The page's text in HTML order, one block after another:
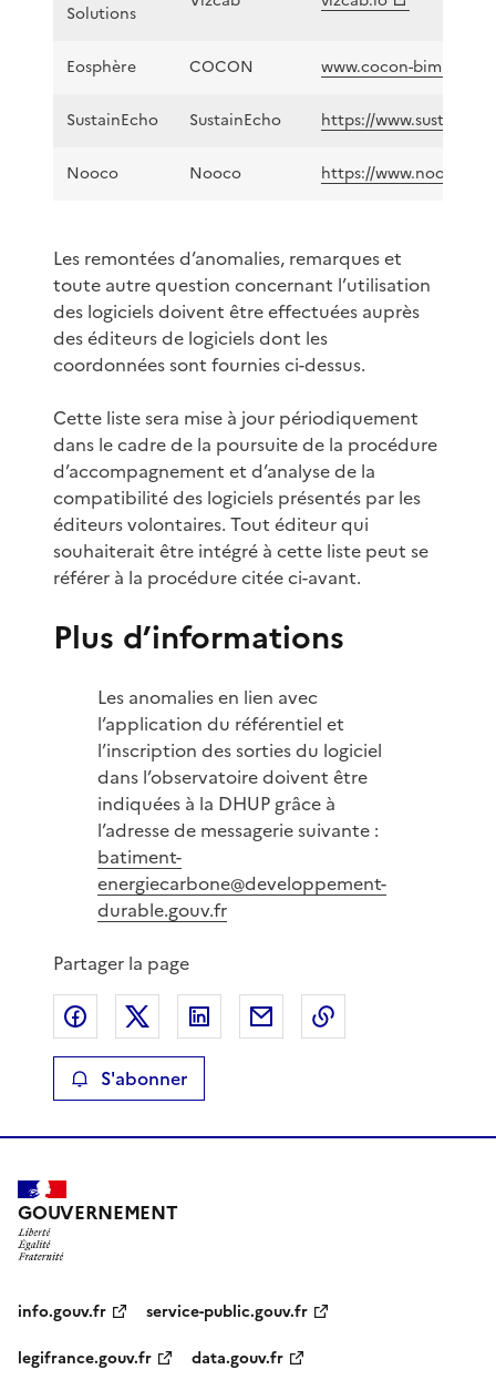
Solutions
Eosphère COCON www.cocon-bim.com
SustainEcho SustainEcho https://
Nooco Nooco https://
Les remontées d’anomalies, remarques et
toute autre question concernant l’utilisation
des logiciels doivent être effectuées auprès
des éditeurs de logiciels dont les
coordonnées sont fournies ci-dessus.
Cette liste sera mise à jour périodiquement
dans le cadre de la poursuite de la procédure
d’accompagnement et d’analyse de la
compatibilité des logiciels présentés par les
éditeurs volontaires. Tout éditeur qui
souhaiterait être intégré à cette liste peut se
référer à la procédure citée ci-avant.
Plus d’informations
Les anomalies en lien avec
l’application du référentiel et
l’inscription des sorties du logiciel
dans l’observatoire doivent être
indiquées à la DHUP grâce à
l’adresse de messagerie suivante :
batiment-
energiecarbone@developpement-
durable.gouv.fr
Partager la page
Partager sur Facebook
Partager sur XPartager sur LinkedIn
Partager par email
S'abonner
GOUVERNEMENT
info.gouv.fr
service-public.gouv.fr
legifrance.gouv.fr
data.gouv.fr